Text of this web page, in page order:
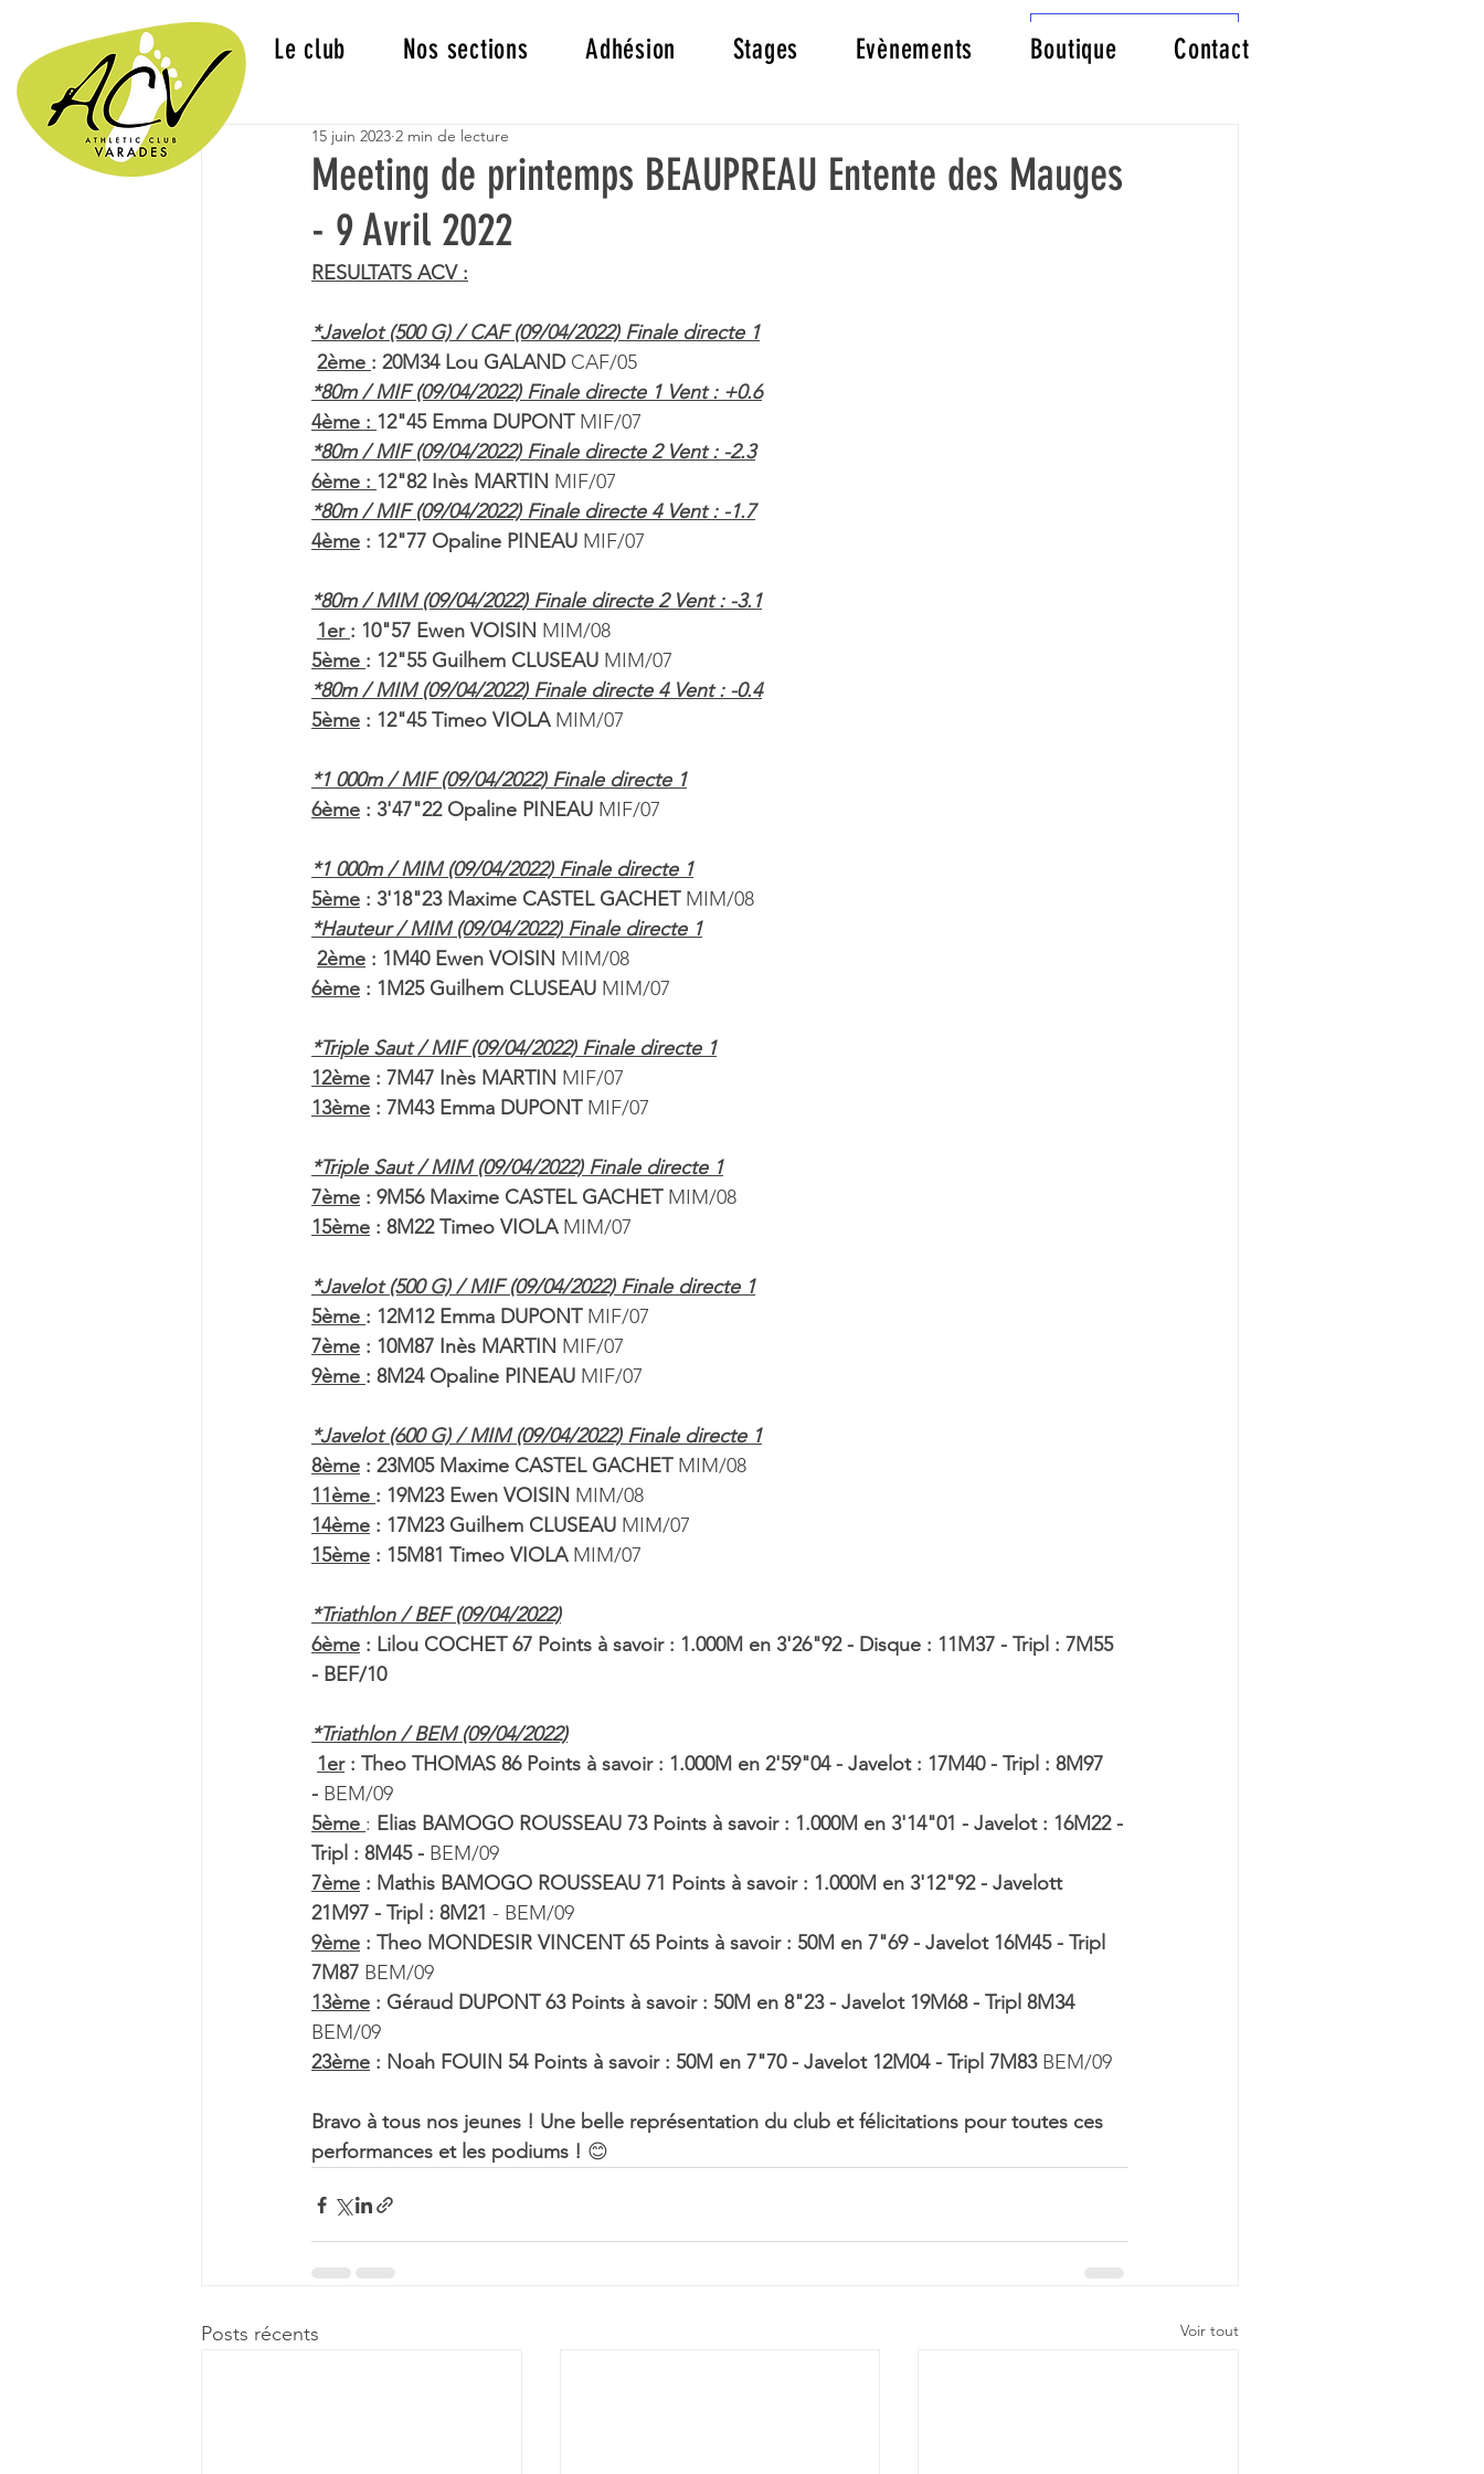
Connexion/Inscription
Meeting de printemps BEAUPREAU Entente des Mauges
- 9 Avril 2022
15 juin 2023 2 min de lecture
RESULTATS ACV :
*Javelot (500 G) / CAF (09/04/2022) Finale directe 1
2ème : 20M34 Lou GALAND CAF/05
*80m / MIF (09/04/2022) Finale directe 1 Vent : +0.6
4ème : 12"45 Emma DUPONT MIF/07
*80m / MIF (09/04/2022) Finale directe 2 Vent : -2.3
6ème : 12"82 Inès MARTIN MIF/07
*80m / MIF (09/04/2022) Finale directe 4 Vent : -1.7
4ème : 12"77 Opaline PINEAU MIF/07
*80m / MIM (09/04/2022) Finale directe 2 Vent : -3.1
1er : 10"57 Ewen VOISIN MIM/08
5ème : 12"55 Guilhem CLUSEAU MIM/07
*80m / MIM (09/04/2022) Finale directe 4 Vent : -0.4
5ème : 12"45 Timeo VIOLA MIM/07
*1 000m / MIF (09/04/2022) Finale directe 1
6ème : 3'47"22 Opaline PINEAU MIF/07
*1 000m / MIM (09/04/2022) Finale directe 1
5ème : 3'18"23 Maxime CASTEL GACHET MIM/08
*Hauteur / MIM (09/04/2022) Finale directe 1
2ème : 1M40 Ewen VOISIN MIM/08
6ème : 1M25 Guilhem CLUSEAU MIM/07
*Triple Saut / MIF (09/04/2022) Finale directe 1
12ème : 7M47 Inès MARTIN MIF/07
13ème : 7M43 Emma DUPONT MIF/07
*Triple Saut / MIM (09/04/2022) Finale directe 1
7ème : 9M56 Maxime CASTEL GACHET MIM/08
15ème : 8M22 Timeo VIOLA MIM/07
*Javelot (500 G) / MIF (09/04/2022) Finale directe 1
5ème : 12M12 Emma DUPONT MIF/07
7ème : 10M87 Inès MARTIN MIF/07
9ème : 8M24 Opaline PINEAU MIF/07
*Javelot (600 G) / MIM (09/04/2022) Finale directe 1
8ème : 23M05 Maxime CASTEL GACHET MIM/08
11ème : 19M23 Ewen VOISIN MIM/08
14ème : 17M23 Guilhem CLUSEAU MIM/07
15ème : 15M81 Timeo VIOLA MIM/07
*Triathlon / BEF (09/04/2022)
6ème : Lilou COCHET 67 Points à savoir : 1.000M en 3'26"92 - Disque : 11M37 - Tripl : 7M55
- BEF/10
*Triathlon / BEM (09/04/2022)
1er : Theo THOMAS 86 Points à savoir : 1.000M en 2'59"04 - Javelot : 17M40 - Tripl : 8M97
- BEM/09
5ème : Elias BAMOGO ROUSSEAU 73 Points à savoir : 1.000M en 3'14"01 - Javelot : 16M22 -
Tripl : 8M45 - BEM/09
7ème : Mathis BAMOGO ROUSSEAU 71 Points à savoir : 1.000M en 3'12"92 - Javelott
21M97 - Tripl : 8M21 - BEM/09
9ème : Theo MONDESIR VINCENT 65 Points à savoir : 50M en 7"69 - Javelot 16M45 - Tripl
7M87 BEM/09
13ème : Géraud DUPONT 63 Points à savoir : 50M en 8"23 - Javelot 19M68 - Tripl 8M34
BEM/09
23ème : Noah FOUIN 54 Points à savoir : 50M en 7"70 - Javelot 12M04 - Tripl 7M83 BEM/09
Bravo à tous nos jeunes ! Une belle représentation du club et félicitations pour toutes ces
performances et les podiums ! 😊
Posts récents Voir tout
Le club Nos sections Adhésion Stages Evènements Boutique Contact